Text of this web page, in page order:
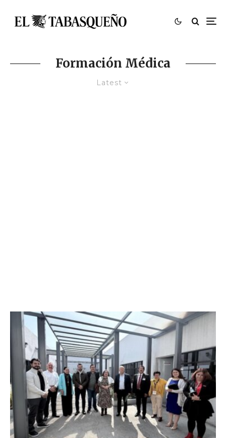
Formación Médica
Latest